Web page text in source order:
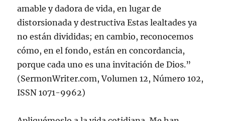
amable y dadora de vida, en lugar de
distorsionada y destructiva Estas lealtades ya
no están divididas; en cambio, reconocemos
cómo, en el fondo, están en concordancia,
porque cada uno es una invitación de Dios.”
(SermonWriter.com, Volumen 12, Número 102,
ISSN 1071-9962)